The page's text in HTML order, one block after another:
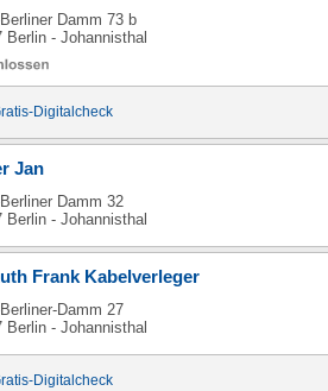
Damm 73 b
Berlin - Johannisthal
Digitalcheck
Jan
Damm 32
Berlin - Johannisthal
Frank Kabelverleger
Damm 27
Berlin - Johannisthal
Digitalcheck